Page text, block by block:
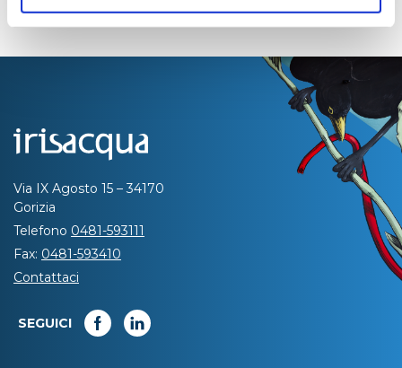
Via IX Agosto 15 – 34170
Gorizia
Telefono 0481-593111
Fax: 0481-593410
Contattaci
SEGUICI